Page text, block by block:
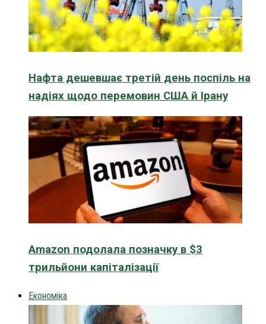
Нафта дешевшає третій день поспіль на
надіях щодо перемовин США й Ірану
Amazon подолала позначку в $3
трильйони капіталізації
Економіка